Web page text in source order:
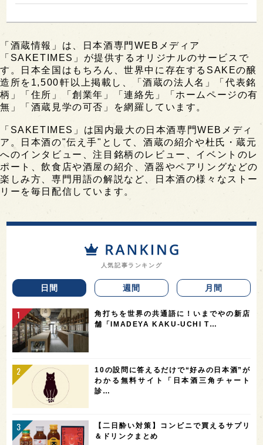
「酒蔵情報」は、日本酒専門WEBメディア
「SAKETIMES」が提供するオリジナルのサービスで
す。日本全国はもちろん、世界中に存在するSAKEの醸
造所を1,500軒以上掲載し、「酒蔵の法人名」「代表銘
柄」「住所」「創業年」「連絡先」「ホームページの有
無」「酒蔵見学の可否」を網羅しています。
「SAKETIMES」は国内最大の日本酒専門WEBメディ
ア。日本酒の"伝え手"として、酒蔵の紹介や杜氏・蔵元
へのインタビュー、注目銘柄のレビュー、イベントのレ
ポート、飲食店や酒屋の紹介、酒器やペアリングなどの
楽しみ方、専門用語の解説など、日本酒の様々なストー
リーを毎日配信しています。
人気記事ランキング
日間 週間 月間
角打ちを世界の共通語に！いまでやの新店
舗「IMADEYA KAKU-UCHI T…
10の設問に答えるだけで“好みの日本酒”が
わかる無料サイト「日本酒三角チャート
診…
【二日酔い対策】コンビニで買えるサプリ
＆ドリンクまとめ